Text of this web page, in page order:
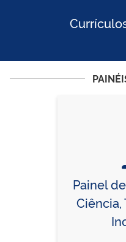
Painel
Ciência,